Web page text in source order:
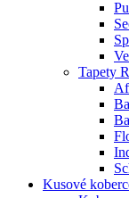
Tapety
Kusové